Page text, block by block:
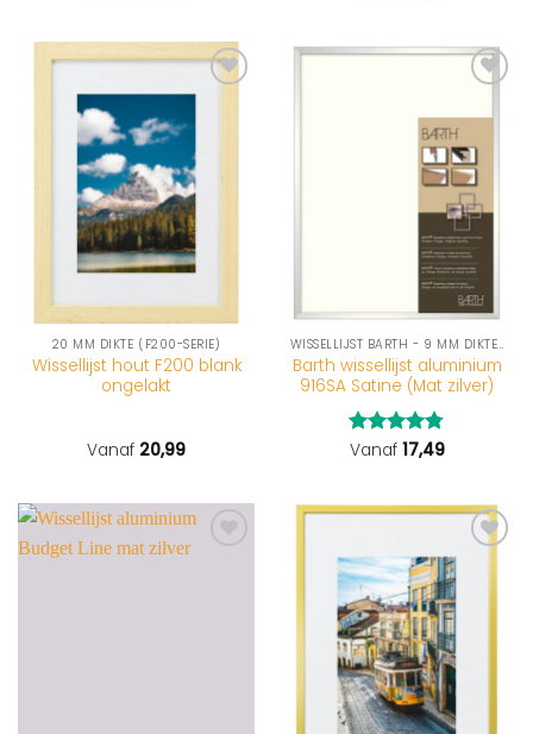
20 MM DIKTE (F200-SERIE)
Wissellijst hout F200 blank
ongelakt
Vanaf 20,99
WISSELLIJST BARTH - 9 MM DIKTE (916-SERIE)
Barth wissellijst aluminium
916SA Satine (Mat zilver)
Gewaardeerd
Vanaf 17,49